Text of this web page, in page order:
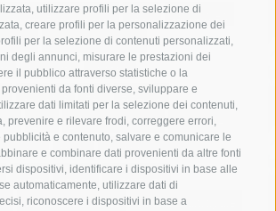
utilizzare profili per la selezione di
creare profili per la personalizzazione dei
per la selezione di contenuti personalizzati,
degli annunci, misurare le prestazioni dei
il pubblico attraverso statistiche o la
da fonti diverse, sviluppare e
dati limitati per la selezione dei contenuti,
prevenire e rilevare frodi, correggere errori,
e contenuto, salvare e comunicare le
e combinare dati provenienti da altre fonti
dispositivi, identificare i dispositivi in base alle
automaticamente, utilizzare dati di
riconoscere i dispositivi in base a
capitaneria di porto capri
carabinieri
circumvesuviana
concerto
contagi
covid-19 eav
elezioni
gori guardia costiera
incidente
mare
massa lubrense
Meta napoli
ordinanza
piano di sorrento polizia municipale